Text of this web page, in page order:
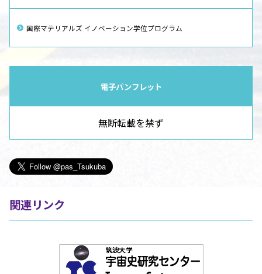
国際マテリアルズ イノベーション学位プログラム
電子パンフレット
無断転載を禁ず
関連リンク